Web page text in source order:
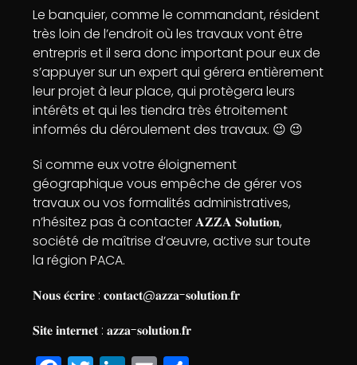
Le banquier, comme le commandant, résident
très loin de l’endroit où les travaux vont être
entrepris et il sera donc important pour eux de
s’appuyer sur un expert qui gérera entièrement
leur projet à leur place, qui protègera leurs
intérêts et qui les tiendra très étroitement
informés du déroulement des travaux. 😉 😉
Si comme eux votre éloignement
géographique vous empêche de gérer vos
travaux ou vos formalités administratives,
n’hésitez pas à contacter 𝐀𝐙𝐙𝐀 𝐒𝐨𝐥𝐮𝐭𝐢𝐨𝐧,
société de maîtrise d’œuvre, active sur toute
la région PACA.
𝐍𝐨𝐮𝐬 𝐞́𝐜𝐫𝐢𝐫𝐞 : 𝐜𝐨𝐧𝐭𝐚𝐜𝐭@𝐚𝐳𝐳𝐚-𝐬𝐨𝐥𝐮𝐭𝐢𝐨𝐧.𝐟𝐫
𝐒𝐢𝐭𝐞 𝐢𝐧𝐭𝐞𝐫𝐧𝐞𝐭 : 𝐚𝐳𝐳𝐚-𝐬𝐨𝐥𝐮𝐭𝐢𝐨𝐧.𝐟𝐫